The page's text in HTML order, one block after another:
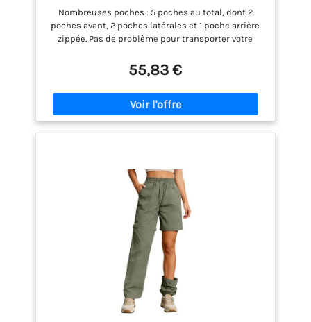
Respirant avec Fermeture éclair pour
randonnée, l'extérieur, la pêche, Le Safari
(M, Kaki)
Nombreuses poches : 5 poches au total, dont 2
poches avant, 2 poches latérales et 1 poche arrière
zippée. Pas de problème pour transporter votre
Bon ajustement: La taille a un design élastique, une
fermeture éclair et des boucles de ceinture pour un
ajustement fluide. La bascule à l'ourlet permet un
ajustement Multifonction : le pantalon extérieur
tissé extensible dans 4 directions est assez léger
pour sécher rapidement et respirer, mais assez
les fermetures éclair aident à identifier quelle
jambe se trouve à droite et à gauche lors de la
conversion en pantalon ou short Occasions : le
pantalon de randonnée convertible Wespornow est
conçu pour la plupart des activités de plein air et
les sports : randonnée, camping, randonnée,
voyage, pêche, et plus encore, ainsi que pour les
vêtements quotidiens
55,83 €